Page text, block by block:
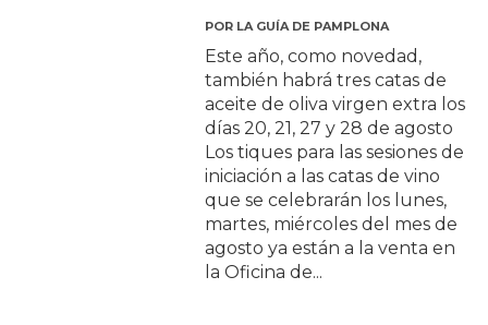
POR LA GUÍA DE PAMPLONA
Este año, como novedad,
también habrá tres catas de
aceite de oliva virgen extra los
días 20, 21, 27 y 28 de agosto
Los tiques para las sesiones de
iniciación a las catas de vino
que se celebrarán los lunes,
martes, miércoles del mes de
agosto ya están a la venta en
la Oficina de...